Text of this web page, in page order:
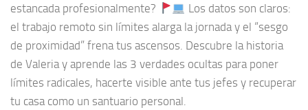
estancada profesionalmente?
Los datos son claros:
el trabajo remoto sin límites alarga la jornada y el “sesgo
de proximidad” frena tus ascensos. Descubre la historia
de Valeria y aprende las 3 verdades ocultas para poner
límites radicales, hacerte visible ante tus jefes y recuperar
tu casa como un santuario personal.